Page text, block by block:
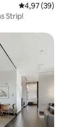
4,97 (39)
Strip!